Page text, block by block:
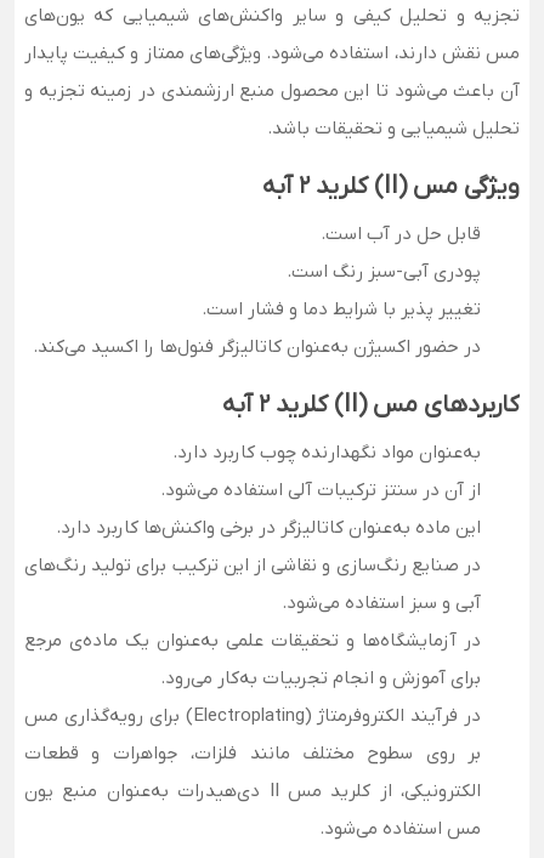
تجزیه و تحلیل کیفی و سایر واکنش‌های شیمیایی که یون‌های
مس نقش دارند، استفاده می‌شود. ویژگی‌های ممتاز و کیفیت پایدار
آن باعث می‌شود تا این محصول منبع ارزشمندی در زمینه تجزیه و
تحلیل شیمیایی و تحقیقات باشد.
ویژگی مس(II) کلرید 2 آبه
قابل حل در آب است.
پودری آبی-سبز رنگ است.
تغییر پذیر با شرایط دما و فشار است.
در حضور اکسیژن به‌عنوان کاتالیزگر فنول‌ها را اکسید می‌کند.
کاربردهای مس(II) کلرید 2 آبه
به‌عنوان مواد نگهدارنده چوب کاربرد دارد.
از آن در سنتز ترکیبات آلی استفاده می‌شود.
این ماده به‌عنوان کاتالیزگر در برخی واکنش‌ها کاربرد دارد.
در صنایع رنگ‌سازی و نقاشی از این ترکیب برای تولید رنگ‌های
آبی و سبز استفاده می‌شود.
در آزمایشگاه‌ها و تحقیقات علمی به‌عنوان یک ماده‌ی مرجع
برای آموزش و انجام تجربیات به‌کار می‌رود.
در فرآیند الکتروفرمتاژ (Electroplating) برای رویه‌گذاری مس
بر روی سطوح مختلف مانند فلزات، جواهرات و قطعات
الکترونیکی، از کلرید مس II دی‌هیدرات به‌عنوان منبع یون
مس استفاده می‌شود.